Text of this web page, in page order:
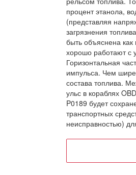
процент этанола,
(представляя
загрязнения
быть объяснена
хорошо работают с
Горизонтальная
импульса. Чем
состава топлива.
ульс в кораблях
P0189 будет
транспортных
неисправностью)